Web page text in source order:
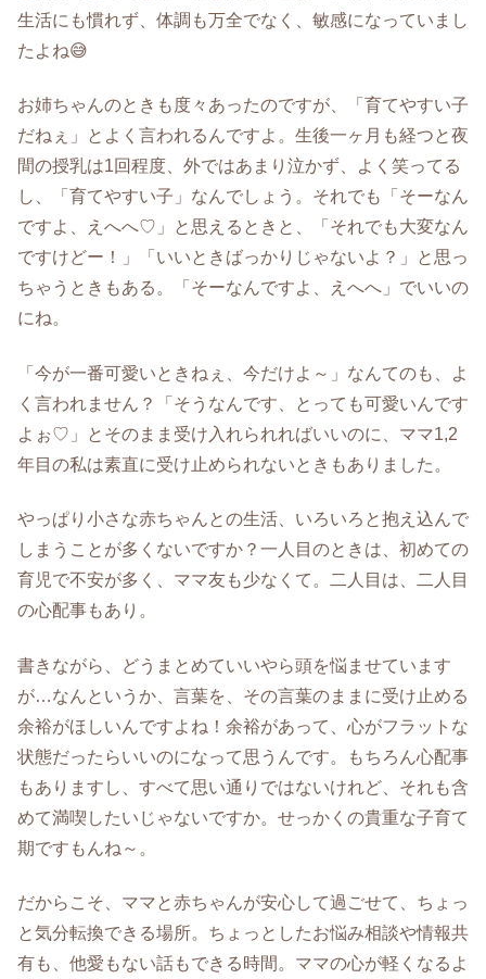
生活にも慣れず、体調も万全でなく、敏感になっていまし
たよね😅
お姉ちゃんのときも度々あったのですが、「育てやすい子
だねぇ」とよく言われるんですよ。生後一ヶ月も経つと夜
間の授乳は1回程度、外ではあまり泣かず、よく笑ってる
し、「育てやすい子」なんでしょう。それでも「そーなん
ですよ、えへへ♡」と思えるときと、「それでも大変なん
ですけどー！」「いいときばっかりじゃないよ？」と思っ
ちゃうときもある。「そーなんですよ、えへへ」でいいの
にね。
「今が一番可愛いときねぇ、今だけよ～」なんてのも、よ
く言われません？「そうなんです、とっても可愛いんです
よぉ♡」とそのまま受け入れられればいいのに、ママ1,2
年目の私は素直に受け止められないときもありました。
やっぱり小さな赤ちゃんとの生活、いろいろと抱え込んで
しまうことが多くないですか？一人目のときは、初めての
育児で不安が多く、ママ友も少なくて。二人目は、二人目
の心配事もあり。
書きながら、どうまとめていいやら頭を悩ませています
が…なんというか、言葉を、その言葉のままに受け止める
余裕がほしいんですよね！余裕があって、心がフラットな
状態だったらいいのになって思うんです。もちろん心配事
もありますし、すべて思い通りではないけれど、それも含
めて満喫したいじゃないですか。せっかくの貴重な子育て
期ですもんね～。
だからこそ、ママと赤ちゃんが安心して過ごせて、ちょっ
と気分転換できる場所。ちょっとしたお悩み相談や情報共
有も、他愛もない話もできる時間。ママの心が軽くなるよ